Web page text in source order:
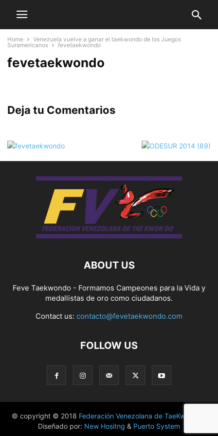
Home
Venezuela vuelve a ganar el taekwondo de los Juegos
Suramericanos
fevetaekwondo
fevetaekwondo
Deja tu Comentarios
ABOUT US
Feve Taekwondo - Formamos Campeones para la Vida y
medallistas de oro como ciudadanos.
Contact us: contacto@fevetaekwondo.com
FOLLOW US
© copyright © 2018 Federación Venezolana de TaeKwonDo
Diseñado por: New Hositng & Puerto System